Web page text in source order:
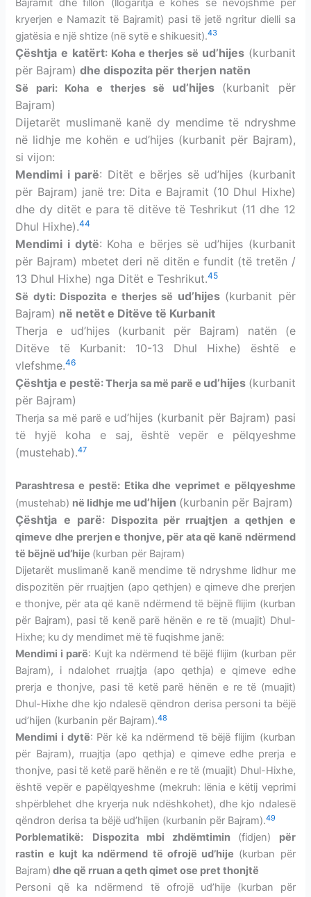
Bajramit dhe fillon (llogaritja e kohës së nevojshme për
kryerjen e Namazit të Bajramit) pasi të jetë ngritur dielli sa
gjatësia e një shtize (në sytë e shikuesit).43
Çështja e katërt: Koha e therjes së ud’hijes (kurbanit
për Bajram)dhe dispozita për therjen natën
Së pari: Koha e therjes së ud’hijes
(kurbanit për
Bajram)
Dijetarët muslimanë kanë dy mendimetë ndryshme
në lidhje me kohën e ud’hijes (kurbanit për Bajram),
si vijon:
Mendimi i parë: Ditët e bërjes së ud’hijes (kurbanit
për Bajram) janë tre: Dita e Bajramit (10 Dhul Hixhe)
dhe dy ditët e para të ditëve të Teshrikut (11 dhe 12
Dhul Hixhe).44
Mendimi i dytë: Koha e bërjes së ud’hijes (kurbanit
për Bajram) mbetet deri në ditën e fundit (të tretën /
13 Dhul Hixhe) nga Ditët e Teshrikut.45
Së dyti: Dispozita e therjes së ud’hijes (kurbanit për
Bajram) në netët e Ditëve të Kurbanit
Therja e ud’hijes (kurbanit për Bajram) natën (e
Ditëve të Kurbanit: 10-13 Dhul Hixhe) është e
vlefshme.46
Çështja e pestë: Therja sa më parë e ud’hijes (kurbanit
për Bajram)
Therja sa më parë e ud’hijes (kurbanit për Bajram) pasi
të hyjë koha e saj, është vepër e pëlqyeshme
(mustehab).47
Parashtresae pestë: Etika dhe veprimet e pëlqyeshme
(mustehab) në lidhje me ud’hijen (kurbanin për Bajram)
Çështja e parë: Dispozita për rruajtjen a qethjen e
qimeve dhe prerjen e thonjve, për ata që kanë ndërmend
të bëjnë ud’hije (kurban për Bajram)
Dijetarët muslimanë kanë mendime të ndryshme lidhur me
dispozitën për rruajtjen (apo qethjen) e qimeve dhe prerjen
e thonjve, për ata që kanë ndërmend të bëjnë flijim (kurban
për Bajram), pasi të kenë parë hënën e re të (muajit) Dhul-
Hixhe; ku dy mendimet më të fuqishme janë:
Mendimi i parë: Kujt ka ndërmend të bëjë flijim (kurban për
Bajram), i ndalohet rruajtja (apo qethja) e qimeve edhe
prerja e thonjve, pasi të ketë parë hënën e re të (muajit)
Dhul-Hixhe dhe kjo ndalesë qëndron derisa personi ta bëjë
ud’hijen (kurbanin për Bajram).48
Mendimi i dytë: Për kë ka ndërmend të bëjë flijim (kurban
për Bajram), rruajtja (apo qethja) e qimeve edhe prerja e
thonjve, pasi të ketë parë hënën e re të (muajit) Dhul-Hixhe,
është vepër e papëlqyeshme (mekruh: lënia e këtij veprimi
shpërblehet dhe kryerja nuk ndëshkohet), dhe kjo ndalesë
qëndron derisa ta bëjë ud’hijen (kurbanin për Bajram).49
Porblematikë: Dispozita mbi zhdëmtimin (fidjen) për
rastin e kujt ka ndërmend të ofrojë ud’hije (kurban për
Bajram) dhe që rruan a qeth qimet ose pret thonjtë
Personi që ka ndërmend të ofrojë ud’hije (kurban për